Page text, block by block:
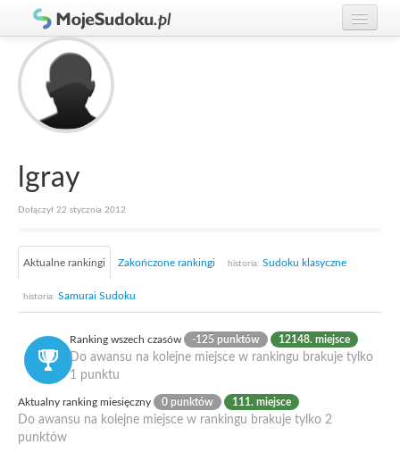
Graj w Sudoku!
Zasady Sudoku
Rankingi
lgray
Dołączył 22 stycznia 2012
Aktualne rankingi Zakończone rankingi historia: Sudoku klasyczne
historia: Samurai Sudoku
Ranking wszech czasów -125 punktów 12148. miejsce
Do awansu na kolejne miejsce w rankingu brakuje tylko
1 punktu
Aktualny ranking miesięczny 0 punktów 111. miejsce
Do awansu na kolejne miejsce w rankingu brakuje tylko 2
punktów